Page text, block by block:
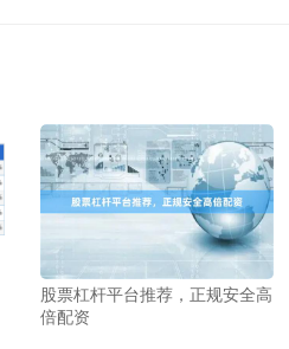
股票杠杆平台推荐，正规安全高
倍配资